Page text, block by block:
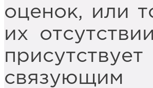
оценок, или
их